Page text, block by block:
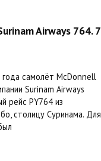
Airways 764. 7
самолёт McDonnell
Surinam Airways
рейс PY764 из
столицу Суринама. Для